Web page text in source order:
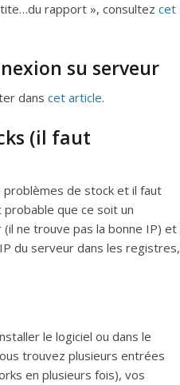
rapport », consultez cet
su serveur
dans cet article.
(il faut
problèmes de stock et il faut
que ce soit un
ne trouve pas la bonne IP) et
du serveur dans les registres,
le logiciel ou dans le
trouvez plusieurs entrées
en plusieurs fois), vos